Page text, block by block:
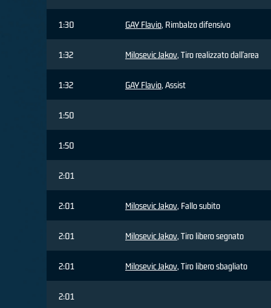
1:30 GAY Flavio, Rimbalzo difensivo
1:32 Milosevic Jakov, Tiro realizzato dall'area
1:32 GAY Flavio, Assist
1:50
1:50
2:01
2:01 Milosevic Jakov, Fallo subito
2:01 Milosevic Jakov, Tiro libero segnato
2:01 Milosevic Jakov, Tiro libero sbagliato
2:01